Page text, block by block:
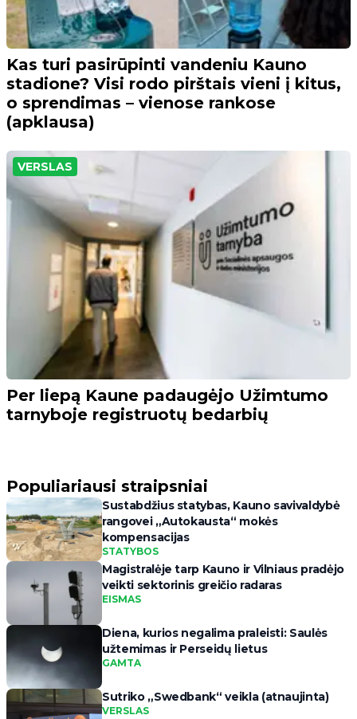
Kas turi pasirūpinti vandeniu Kauno
stadione? Visi rodo pirštais vieni į kitus,
o sprendimas – vienose rankose
(apklausa)
VERSLAS
Per liepą Kaune padaugėjo Užimtumo
tarnyboje registruotų bedarbių
Populiariausi straipsniai
Sustabdžius statybas, Kauno savivaldybė
rangovei „Autokausta“ mokės
kompensacijas
STATYBOS
Magistralėje tarp Kauno ir Vilniaus pradėjo
veikti sektorinis greičio radaras
EISMAS
Diena, kurios negalima praleisti: Saulės
užtemimas ir Perseidų lietus
GAMTA
Sutriko „Swedbank“ veikla (atnaujinta)
VERSLAS